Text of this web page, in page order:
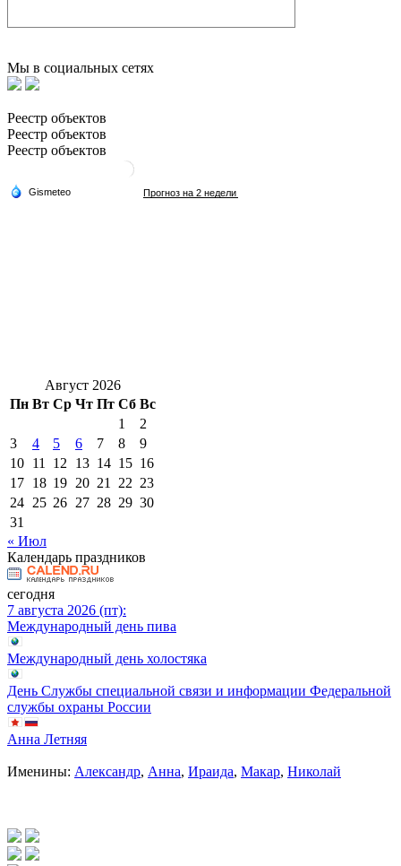
Мы в социальных сетях
Реестр объектов
Реестр объектов
Реестр объектов
Август 2026
Пн Вт Ср Чт Пт Сб Вс
1
2
3
4 5 6 7 8
9
10 11 12 13 14 15 16
17 18 19 20 21 22 23
24 25 26 27 28 29 30
31
« Июл
Календарь праздников
сегодня
7 августа 2026 (пт):
Международный день пива
Международный день холостяка
День Службы специальной связи и информации Федеральной
службы охраны России
Анна Летняя
Именины: Александр, Анна, Ираида, Макар, Николай